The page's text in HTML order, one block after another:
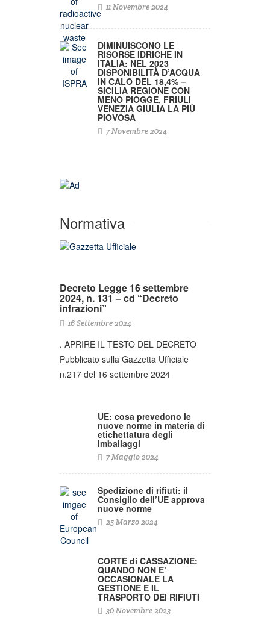
11 Novembre 2024
DIMINUISCONO LE
RISORSE IDRICHE IN
ITALIA: NEL 2023
DISPONIBILITÀ D’ACQUA
IN CALO DEL 18,4% –
SICILIA REGIONE CON
MENO PIOGGE, FRIULI
VENEZIA GIULIA LA PIÙ
PIOVOSA
7 Novembre 2024
Normativa
Decreto Legge 16 settembre
2024, n. 131 – cd “Decreto
infrazioni”
16 Settembre 2024
. APRIRE IL TESTO DEL DECRETO
Pubblicato sulla Gazzetta Ufficiale
n.217 del 16 settembre 2024
UE: cosa prevedono le
nuove norme in materia di
etichettatura degli
imballaggi
7 Maggio 2024
Spedizione di rifiuti: il
Consiglio dell’UE approva
nuove norme
25 Marzo 2024
CORTE di CASSAZIONE:
QUANDO NON E’
OCCASIONALE LA
GESTIONE E IL
TRASPORTO DEI RIFIUTI
30 Novembre 2023